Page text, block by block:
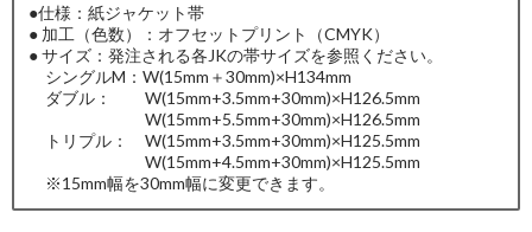
●仕様：紙ジャケット帯
● 加工（色数）：オフセットプリント（CMYK）
● サイズ：発注される各JKの帯サイズを参照ください。
シングルM：W(15mm＋30mm)×H134mm
ダブル： W(15mm+3.5mm+30mm)×H126.5mm
W(15mm+5.5mm+30mm)×H126.5mm
トリプル： W(15mm+3.5mm+30mm)×H125.5mm
W(15mm+4.5mm+30mm)×H125.5mm
※15mm幅を30mm幅に変更できます。